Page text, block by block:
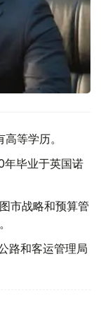
等学历。
年毕业于英国诺
市战略和预算管
路和客运管理局